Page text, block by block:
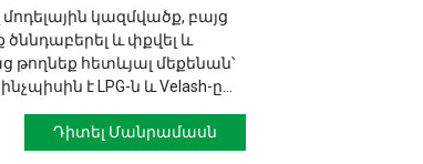
մոդելային կազմվածք, բայց
ծննդաբերել և փքվել և
թողնեք հետևյալ մեքենան՝
է LPG-ն և Velash-ը...
Դիտել Մանրամասն